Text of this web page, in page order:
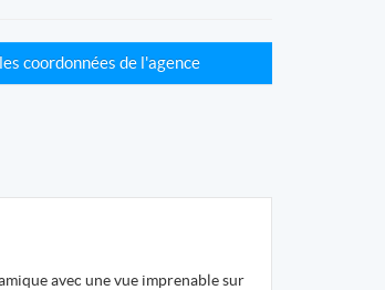
coordonnées de l'agence
avec une vue imprenable sur